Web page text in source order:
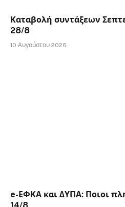
Καταβολή συντάξεων
28/8
10 Αυγούστου 2026
e-ΕΦΚΑ και ∆ΥΠΑ: Ποιοι